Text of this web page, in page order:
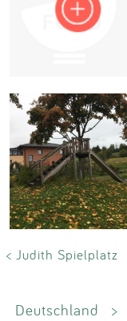
< Judith Spielplatz
Deutschland >